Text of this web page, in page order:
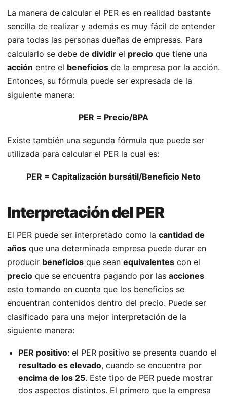
La manera de calcular el PER es en realidad bastante
sencilla de realizar y además es muy fácil de entender
para todas las personas dueñas de empresas. Para
calcularlo se debe de dividir el precio que tiene una
acción entre el beneficios de la empresa por la acción.
Entonces, su fórmula puede ser expresada de la
siguiente manera:
PER = Precio/BPA
Existe también una segunda fórmula que puede ser
utilizada para calcular el PER la cual es:
PER = Capitalización bursátil/Beneficio Neto
Interpretación del PER
El PER puede ser interpretado como la cantidad de
años que una determinada empresa puede durar en
producir beneficios que sean equivalentes con el
precio que se encuentra pagando por las acciones
esto tomando en cuenta que los beneficios se
encuentran contenidos dentro del precio. Puede ser
clasificado para una mejor interpretación de la
siguiente manera:
PER positivo: el PER positivo se presenta cuando el
resultado es elevado, cuando se encuentra por
encima de los 25. Este tipo de PER puede mostrar
dos aspectos distintos. El primero que la empresa